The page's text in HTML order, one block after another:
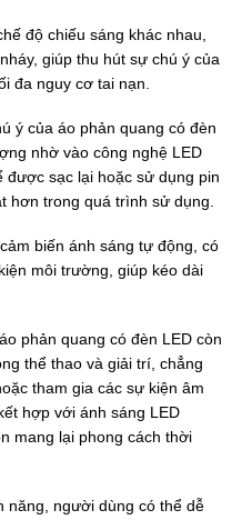
độ chiếu sáng khác nhau,
giúp thu hút sự chú ý của
đa nguy cơ tai nạn.
ý của áo phản quang có đèn
nhờ vào công nghệ LED
được sạc lại hoặc sử dụng pin
hơn trong quá trình sử dụng.
biến ánh sáng tự động, có
môi trường, giúp kéo dài
phản quang có đèn LED còn
thể thao và giải trí, chẳng
tham gia các sự kiện âm
hợp với ánh sáng LED
mang lại phong cách thời
năng, người dùng có thể dễ